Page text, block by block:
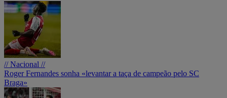
// Nacional //
Roger Fernandes sonha «levantar a taça de campeão pelo SC
Braga»